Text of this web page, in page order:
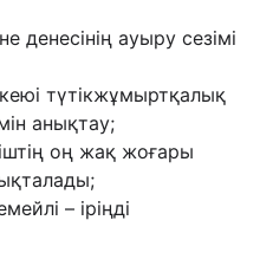
ауыру сезімі
түтікжұмыртқалық
анықтау;
оң жақ жоғары
– іріңді